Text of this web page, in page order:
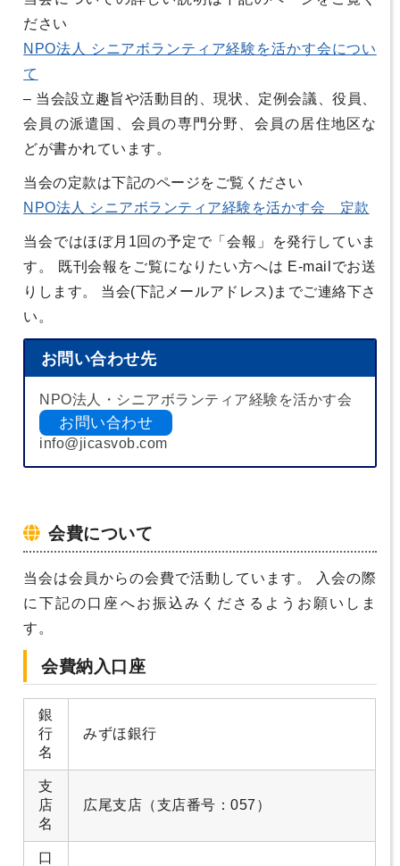
ださい
NPO法人 シニアボランティア経験を活かす会につい
て
– 当会設立趣旨や活動目的、現状、定例会議、役員、
会員の派遣国、会員の専門分野、会員の居住地区な
どが書かれています。
当会の定款は下記のページをご覧ください
NPO法人 シニアボランティア経験を活かす会 定款
当会ではほぼ月1回の予定で「会報」を発行していま
す。 既刊会報をご覧になりたい方へは E-mailでお送
りします。 当会(下記メールアドレス)までご連絡下さ
い。
お問い合わせ先
NPO法人・シニアボランティア経験を活かす会
お問い合わせ
info@jicasvob.com
会費について
当会は会員からの会費で活動しています。 入会の際
に下記の口座へお振込みくださるようお願いしま
す。
会費納入口座
銀
行
名
みずほ銀行
支
店
名
広尾支店（支店番号：057）
口